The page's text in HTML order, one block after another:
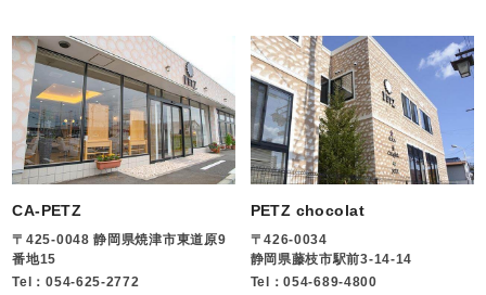
CA-PETZ
〒425-0048 静岡県焼津市東道原9
番地15
Tel：054-625-2772
PETZ chocolat
〒426-0034
静岡県藤枝市駅前3-14-14
Tel：054-689-4800